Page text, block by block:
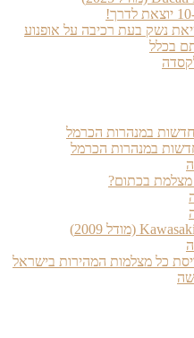
בעת רכיבה על אופנוע
במנהרות הכרמל
במנהרות הכרמל
בכתום?
מצלמות המהירות בישראל